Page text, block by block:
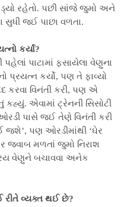
રહેતો. પછી સાંજે જુમો અને
સુધી જઈ પાછા વળતા.
કર્યાં?
પાટામાં ફસાયેલા વેણુના
પ્રયત્ન કર્યો, પણ તે ફાવ્યો
કરવા વિનંતી કરી, પણ એ
એવામાં ટ્રેનની સિસોટી
પાસે જઈ તેણે વિનંતી કરી
જશે’, પણ ઓરડીમાંથી ‘ઘેર
જવાબ મળતાં જુમો નિરાશ
વેણુને બચાવવા અનેક
રીતે વ્યક્ત થઈ છે?